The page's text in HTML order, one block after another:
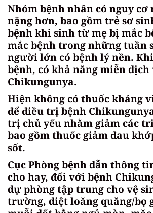
Nhóm bệnh nhân có nguy cơ
nặng hơn, bao gồm trẻ sơ
bệnh khi sinh từ mẹ bị mắc
mắc bệnh trong những tuần
người lớn có bệnh lý nền.
bệnh, có khả năng miễn
Chikungunya.
Hiện không có thuốc kháng
để điều trị bệnh
trị chủ yếu nhằm giảm các
bao gồm thuốc giảm đau
sốt.
Cục Phòng bệnh dẫn thông
cho hay, đối với bệnh
dự phòng tập trung cho vệ
trường, diệt loăng quăng/bọ